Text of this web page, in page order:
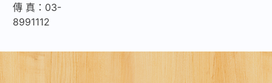
傳 真：03-
8991112